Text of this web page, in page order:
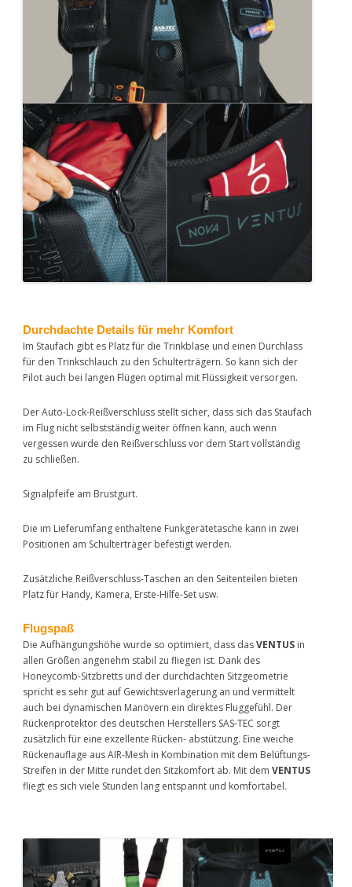
Durchdachte Details für mehr Komfort
Im Staufach gibt es Platz für die Trinkblase und einen Durchlass
für den Trinkschlauch zu den Schulterträgern. So kann sich der
Pilot auch bei langen Flügen optimal mit Flüssigkeit versorgen.
Der Auto-Lock-Reißverschluss stellt sicher, dass sich das Staufach
im Flug nicht selbstständig weiter öffnen kann, auch wenn
vergessen wurde den Reißverschluss vor dem Start vollständig
zu schließen.
Signalpfeife am Brustgurt.
Die im Lieferumfang enthaltene Funkgerätetasche kann in zwei
Positionen am Schulterträger befestigt werden.
Zusätzliche Reißverschluss-Taschen an den Seitenteilen bieten
Platz für Handy, Kamera, Erste-Hilfe-Set usw.
Flugspaß
Die Aufhängungshöhe wurde so optimiert, dass dasVENTUS in
allen Größen angenehm stabil zu fliegen ist. Dank des
Honeycomb-Sitzbretts und der durchdachten Sitzgeometrie
spricht es sehr gut auf Gewichtsverlagerung an und vermittelt
auch bei dynamischen Manövern ein direktes Fluggefühl. Der
Rückenprotektor des deutschen Herstellers SAS-TEC sorgt
zusätzlich für eine exzellente Rücken- abstützung. Eine weiche
Rückenauflage aus AIR-Mesh in Kombination mit dem Belüftungs-
Streifen in der Mitte rundet den Sitzkomfort ab. Mit dem VENTUS
fliegt es sich viele Stunden lang entspannt und komfortabel.